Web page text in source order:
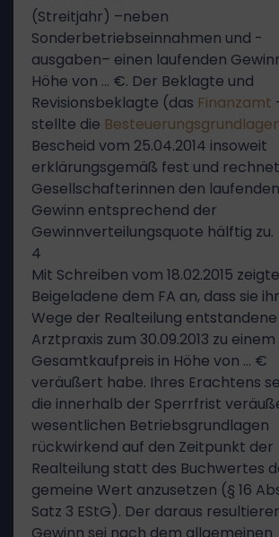
(Streitjahr) –neben
Sonderbetriebseinnahmen und -
ausgaben– einen laufenden
Höhe von … €. Der Beklagte und
Revisionsbeklagte (das Finanzamt
stellte die
Bescheid vom 25.04.2014 insoweit
erklärungsgemäß fest und
Gesellschafterinnen den laufenden
Gewinn entsprechend der
Gewinnverteilungsquote hälftig zu.
4
Mit Schreiben vom 18.02.2015
Beigeladene dem FA an, dass sie
Wege der Realteilung entstandene
Arztpraxis zum 30.09.2013 zu einem
Gesamtkaufpreis in Höhe von … €
veräußert habe. Ihres Erachtens
die innerhalb der Sperrfrist
wesentlichen Betriebsgrundlagen
rückwirkend auf den Zeitpunkt der
Realteilung statt des Buchwertes
gemeine Wert anzusetzen (§ 16
Satz 3 EStG). Der daraus